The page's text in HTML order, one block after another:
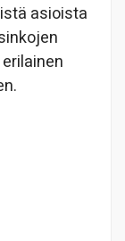
asioista